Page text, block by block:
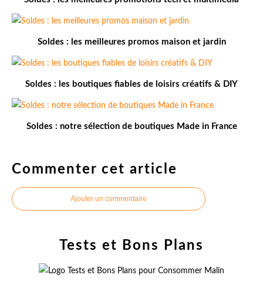
Soldes : les meilleures promos maison et jardin
Soldes : les boutiques fiables de loisirs créatifs & DIY
Soldes : notre sélection de boutiques Made in France
Commenter cet article
Ajouter un commentaire
Tests et Bons Plans